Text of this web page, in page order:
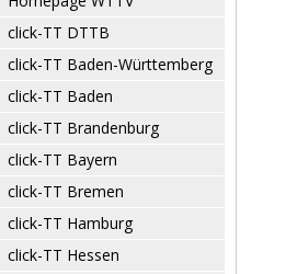
click-TT DTTB
click-TT Baden-Württemberg
click-TT Baden
click-TT Brandenburg
click-TT Bayern
click-TT Bremen
click-TT Hamburg
click-TT Hessen